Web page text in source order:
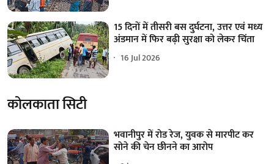
15 दिनों में तीसरी बस दुर्घटना, उत्तर एवं मध्य
अंडमान में फिर बढ़ी सुरक्षा को लेकर चिंता
16 Jul 2026
कोलकाता सिटी
भवानीपुर में रोड रेज, युवक से मारपीट कर
सोने की चेन छीनने का आरोप